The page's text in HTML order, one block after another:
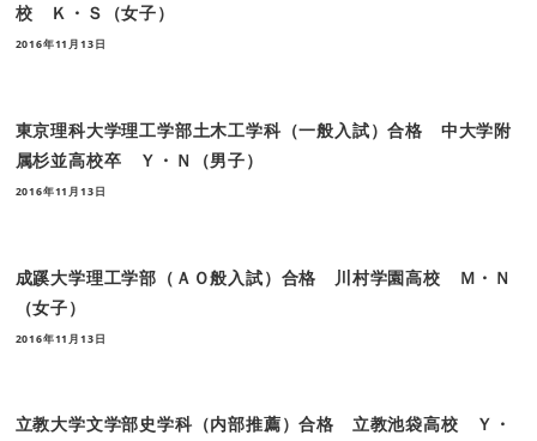
校 Ｋ・Ｓ（女子）
2016年11月13日
東京理科大学理工学部土木工学科（一般入試）合格 中大学附
属杉並高校卒 Ｙ・Ｎ（男子）
2016年11月13日
成蹊大学理工学部（ＡＯ般入試）合格 川村学園高校 Ｍ・Ｎ
（女子）
2016年11月13日
立教大学文学部史学科（内部推薦）合格 立教池袋高校 Ｙ・